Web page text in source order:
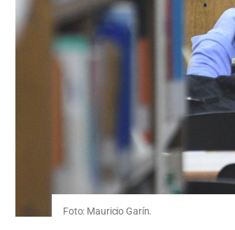
Foto: Mauricio Garín.